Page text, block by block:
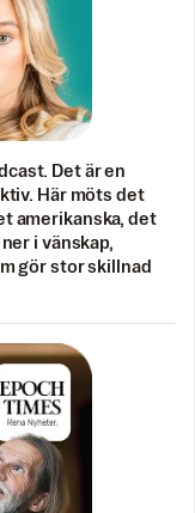
Det är en
Här möts det
amerikanska, det
i vänskap,
gör stor skillnad